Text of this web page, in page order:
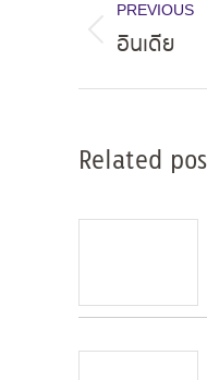
navigation
PREVIOUS
Previous
อินเดีย
Related